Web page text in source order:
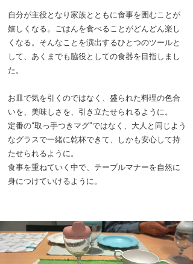
自分が主役となり家族とともに食事を囲むことが
嬉しくなる。ごはんを食べることがどんどん楽し
くなる。そんなことを演出するひとつのツールと
して、あくまでも脇役としての食器を目指しまし
た。
お皿で気を引くのではなく、盛られた料理の色合
いを、美味しさを、引き立たせられるように。
定番の“取っ手つきマグ”ではなく、大人と同じよう
なグラスで一緒に乾杯できて、しかも安心して持
たせられるように。
食事を重ねていく中で、テーブルマナーを自然に
身につけていけるように。